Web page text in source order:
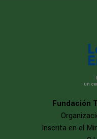
un
Fundación
Inscrita en el